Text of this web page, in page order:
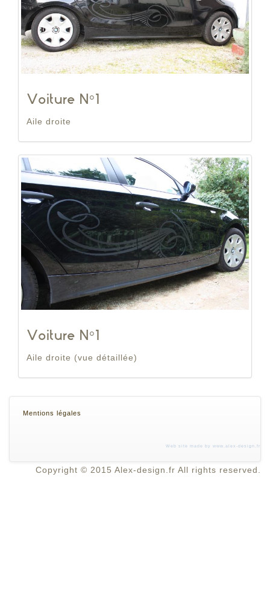
Voiture N°1
Aile droite
Voiture N°1
Aile droite (vue détaillée)
Mentions légales
Web site made by www.alex-design.fr
Copyright © 2015 Alex-design.fr All rights reserved.